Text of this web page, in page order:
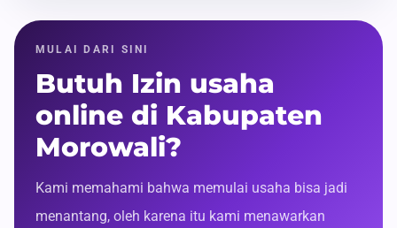
MULAI DARI SINI
Butuh Izin usaha
online di Kabupaten
Morowali?
Kami memahami bahwa memulai usaha bisa jadi
menantang, oleh karena itu kami menawarkan